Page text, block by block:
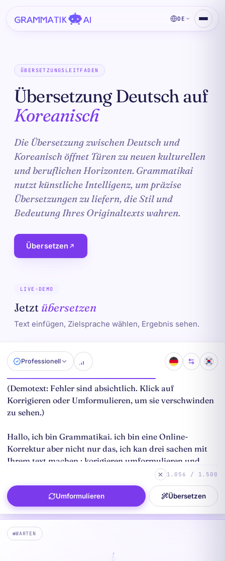
DE
ÜBERSETZUNGSLEITFADEN
Übersetzung Deutsch auf
Koreanisch
Die Übersetzung zwischen Deutsch und
Koreanisch öffnet Türen zu neuen kulturellen
und beruflichen Horizonten. Grammatikai
nutzt künstliche Intelligenz, um präzise
Übersetzungen zu liefern, die Stil und
Bedeutung Ihres Originaltexts wahren.
Übersetzen
LIVE-DEMO
Jetzt übersetzen
Text einfügen, Zielsprache wählen, Ergebnis sehen.
Professionell
1.056 / 1.500
Umformulieren Übersetzen
WARTEN